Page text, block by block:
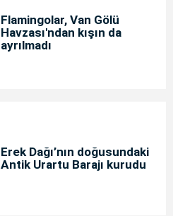
Flamingolar, Van Gölü
Havzası'ndan kışın da
ayrılmadı
Erek Dağı’nın doğusundaki
Antik Urartu Barajı kurudu